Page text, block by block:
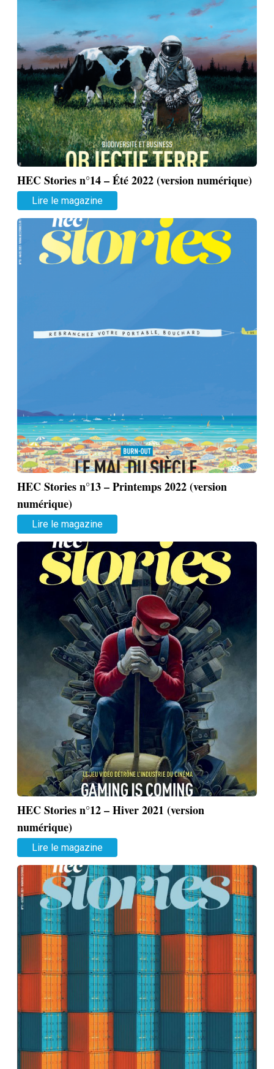
HEC Stories n°14 – Été 2022 (version numérique)
Lire le magazine
HEC Stories n°13 – Printemps 2022 (version
numérique)
Lire le magazine
HEC Stories n°12 – Hiver 2021 (version
numérique)
Lire le magazine